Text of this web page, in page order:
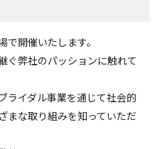
開催いたします。
ぐ弊社のパッションに触れて
ライダル事業を通じて社会的
まな取り組みを知っていただ